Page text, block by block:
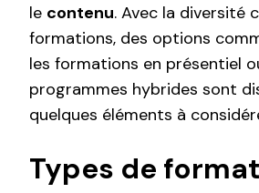
le contenu. Avec la diversité
formations, des options
les formations en présentiel
programmes hybrides sont
quelques éléments à
Types de